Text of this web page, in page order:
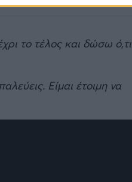
το τέλος και δώσω ό,τι
Είμαι έτοιμη να